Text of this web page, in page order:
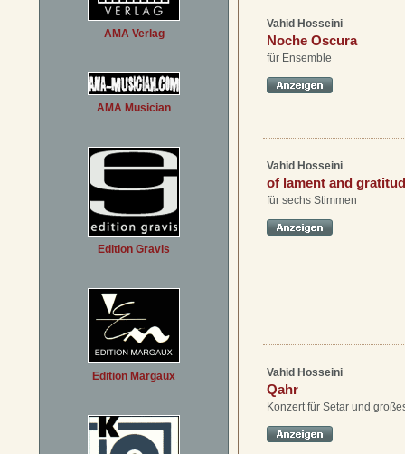
AMA Verlag
AMA Musician
Edition Gravis
Edition Margaux
Vahid Hosseini
Noche Oscura
für Ensemble
Vahid Hosseini
of lament and
für sechs Stimmen
Vahid Hosseini
Qahr
Konzert für Setar und